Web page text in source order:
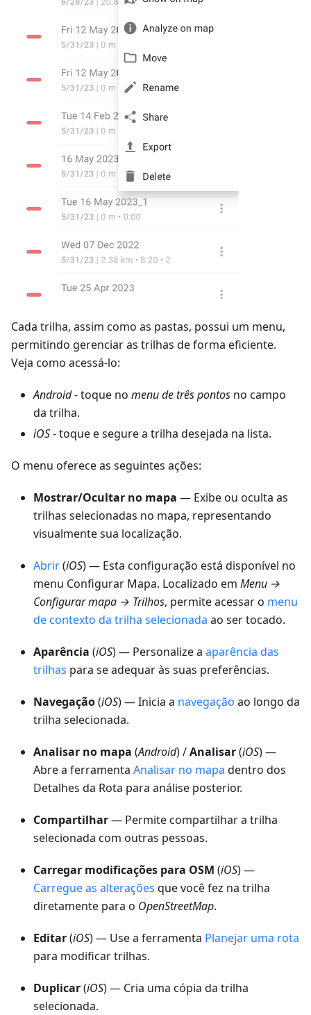
Cada trilha, assim como as pastas, possui um menu,
permitindo gerenciar as trilhas de forma eficiente.
Veja como acessá-lo:
Android- toque no menu de três pontos no campo
da trilha.
iOS- toque e segure a trilha desejada na lista.
O menu oferece as seguintes ações:
Mostrar/Ocultar no mapa — Exibe ou oculta as
trilhas selecionadas no mapa, representando
visualmente sua localização.
Abrir(iOS) — Esta configuração está disponível no
menu Configurar Mapa. Localizado em Menu →
Configurar mapa → Trilhos, permite acessar o menu
de contexto da trilha selecionada ao ser tocado.
Aparência (iOS) — Personalize a aparência das
trilhas para se adequar às suas preferências.
Navegação(iOS) — Inicia a navegação ao longo da
trilha selecionada.
Analisar no mapa (Android) /Analisar(iOS) —
Abre a ferramenta Analisar no mapa dentro dos
Detalhes da Rota para análise posterior.
Compartilhar— Permite compartilhar a trilha
selecionada com outras pessoas.
Carregar modificações para OSM (iOS) —
Carregue as alterações que você fez na trilha
diretamente para o OpenStreetMap.
Editar(iOS) — Use a ferramenta Planejar uma rota
para modificar trilhas.
Duplicar(iOS) — Cria uma cópia da trilha
selecionada.